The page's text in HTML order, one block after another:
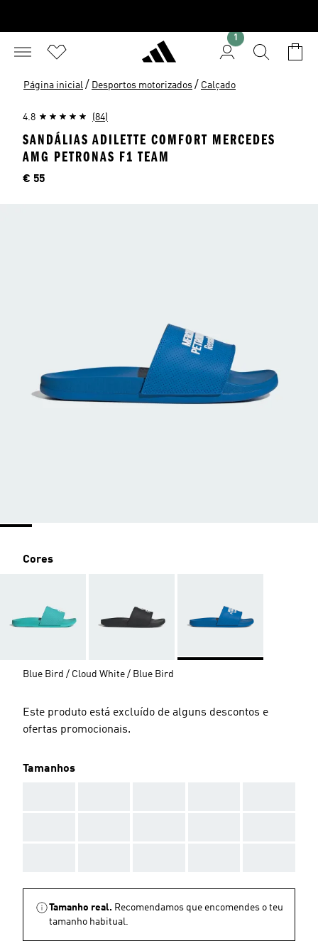
1
Página inicial / Desportos motorizados / Calçado
4.8 (84)
SANDÁLIAS ADILETTE COMFORT MERCEDES
AMG PETRONAS F1 TEAM
Preço
€ 55
Cores
Blue Bird / Cloud White / Blue Bird
Este produto está excluído de alguns descontos e
ofertas promocionais.
Tamanhos
Tamanho real. Recomendamos que encomendes o teu
tamanho habitual.